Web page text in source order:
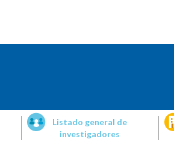
Listado general de
investigadores